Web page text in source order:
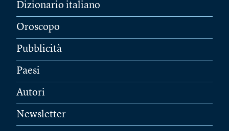
Dizionario italiano
Oroscopo
Pubblicità
Paesi
Autori
Newsletter